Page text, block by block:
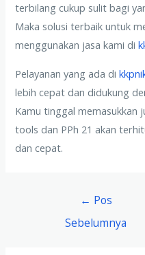
terbilang cukup sulit bagi
Maka solusi terbaik untuk
menggunakan jasa kami di
Pelayanan yang ada di
lebih cepat dan didukung
Kamu tinggal memasukkan
tools dan PPh 21 akan
dan cepat.
← Pos
Sebelumnya